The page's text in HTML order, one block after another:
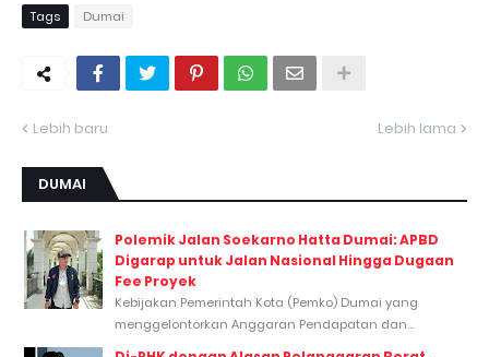
Tags Dumai
Lebih baru Lebih lama
DUMAI
Polemik Jalan Soekarno Hatta Dumai: APBD
Digarap untuk Jalan Nasional Hingga Dugaan
Fee Proyek
Kebijakan Pemerintah Kota (Pemko) Dumai yang
menggelontorkan Anggaran Pendapatan dan...